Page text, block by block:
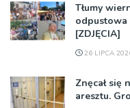
Tłumy
odpustowa
[ZDJĘCIA]
26 LIPCA
Znęcał się
aresztu.